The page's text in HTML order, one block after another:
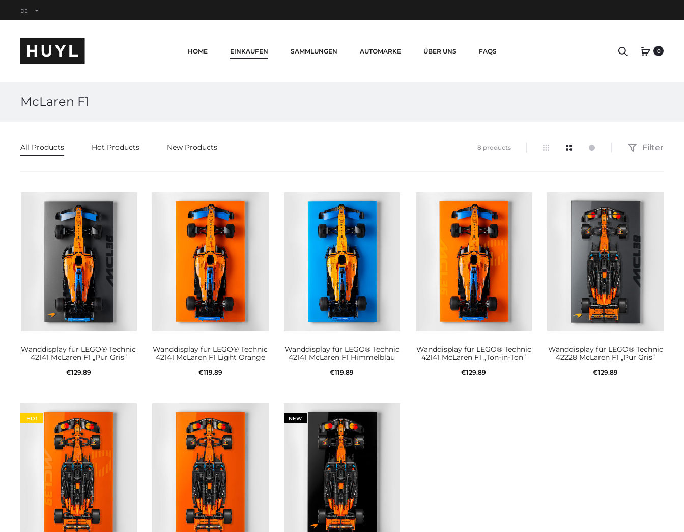
DE
HOME EINKAUFEN SAMMLUNGEN AUTOMARKE ÜBER UNS FAQS Search 0
McLaren F1
All Products Hot Products New Products 8 productsAlle
Filter
Wanddisplay für LEGO® Technic
42141 McLaren F1 „Pur Gris“
€129.89
Wanddisplay für LEGO® Technic
42141 McLaren F1 Light Orange
€119.89
Wanddisplay für LEGO® Technic
42141 McLaren F1 Himmelblau
€119.89
Wanddisplay für LEGO® Technic
42141 McLaren F1 „Ton-in-Ton“
€129.89
Wanddisplay für LEGO® Technic
42228 McLaren F1 „Pur Gris“
€129.89
HOT NEW